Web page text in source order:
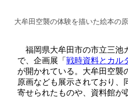
大牟田空襲の体験を描いた絵本の
福岡県大牟田市の市立三池
で、企画展「 戦時資料とカル
が開かれている。大牟田空襲
原画なども展示されており、
寄せられたものや、資料館が